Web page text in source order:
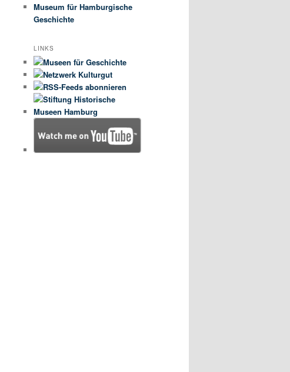
Museum für Hamburgische
Geschichte
LINKS